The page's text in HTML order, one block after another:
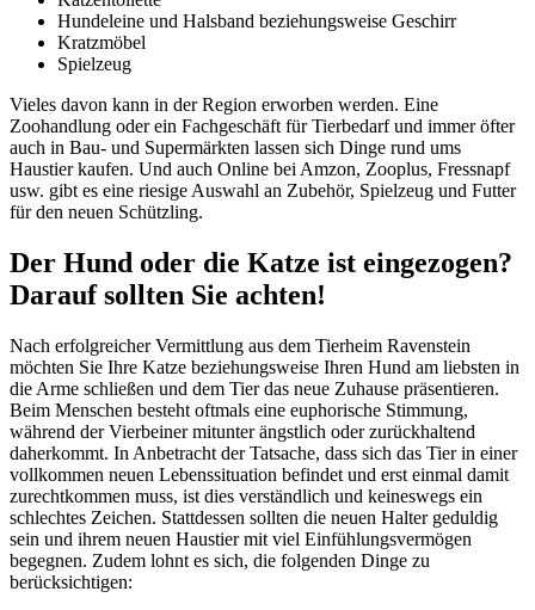
Hundeleine und Halsband beziehungsweise Geschirr
Kratzmöbel
Spielzeug
Vieles davon kann in der Region erworben werden. Eine
Zoohandlung oder ein Fachgeschäft für Tierbedarf und immer öfter
auch in Bau- und Supermärkten lassen sich Dinge rund ums
Haustier kaufen. Und auch Online bei Amzon, Zooplus, Fressnapf
usw. gibt es eine riesige Auswahl an Zubehör, Spielzeug und Futter
für den neuen Schützling.
Der Hund oder die Katze ist eingezogen?
Darauf sollten Sie achten!
Nach erfolgreicher Vermittlung aus dem Tierheim Ravenstein
möchten Sie Ihre Katze beziehungsweise Ihren Hund am liebsten in
die Arme schließen und dem Tier das neue Zuhause präsentieren.
Beim Menschen besteht oftmals eine euphorische Stimmung,
während der Vierbeiner mitunter ängstlich oder zurückhaltend
daherkommt. In Anbetracht der Tatsache, dass sich das Tier in einer
vollkommen neuen Lebenssituation befindet und erst einmal damit
zurechtkommen muss, ist dies verständlich und keineswegs ein
schlechtes Zeichen. Stattdessen sollten die neuen Halter geduldig
sein und ihrem neuen Haustier mit viel Einfühlungsvermögen
begegnen. Zudem lohnt es sich, die folgenden Dinge zu
berücksichtigen: